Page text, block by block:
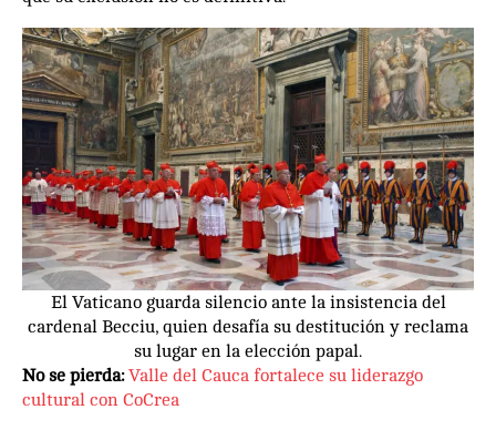
El Vaticano guarda silencio ante la insistencia del
cardenal Becciu, quien desafía su destitución y reclama
su lugar en la elección papal.
No se pierda: Valle del Cauca fortalece su liderazgo
cultural con CoCrea